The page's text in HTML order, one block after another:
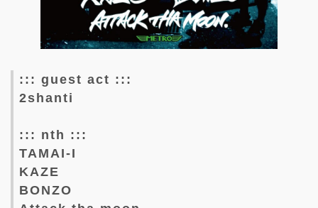
::: guest act :::
2shanti
::: nth :::
TAMAI-I
KAZE
BONZO